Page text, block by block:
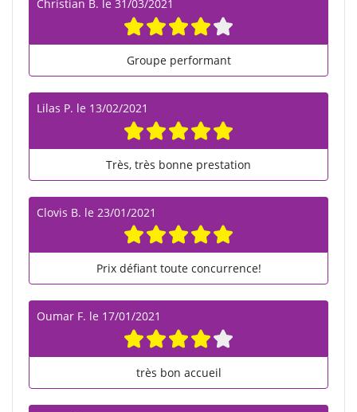
Christian B. le 31/03/2021
Groupe performant
Lilas P. le 13/02/2021
Très, très bonne prestation
Clovis B. le 23/01/2021
Prix défiant toute concurrence!
Oumar F. le 17/01/2021
très bon accueil